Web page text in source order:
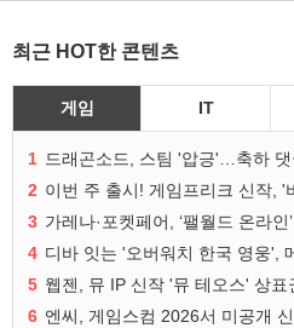
최근 HOT한 콘텐츠
게임 IT
1 드래곤소드, 스팀 '압긍'…축하
2 이번 주 출시! 게임프리크 신작, '
3 가레나·포켓페어, ‘팰월드 온라
4 디바 잇는 '오버워치 한국 영웅',
5 웹젠, 뮤 IP 신작 '뮤 테오스' 상표
6 엔씨, 게임스컴 2026서 미공개